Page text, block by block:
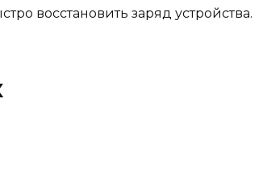
восстановить заряд устройства.